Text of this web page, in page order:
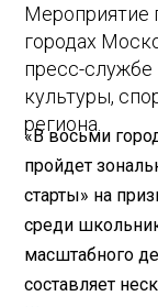
Мероприятие
городах
пресс-
культуры,
региона.
«В восьми
пройдет
старты» на
среди
масштабного
составляет